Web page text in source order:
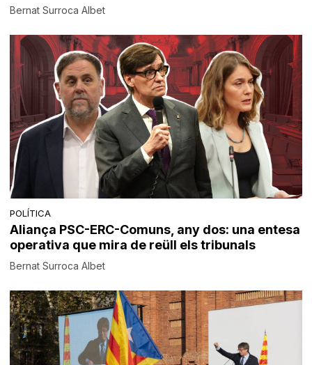
Bernat Surroca Albet
POLÍTICA
Aliança PSC-ERC-Comuns, any dos: una entesa
operativa que mira de reüll els tribunals
Bernat Surroca Albet